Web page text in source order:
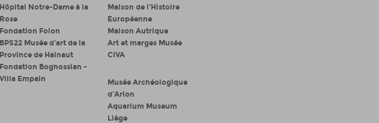
Hôpital Notre-Dame à la
Rose
Fondation Folon
BPS22 Musée d'art de la
Province de Hainaut
Fondation Boghossian -
Villa Empain
Maison de l'Histoire
Européenne
Maison Autrique
Art et marges Musée
CIVA
Musée Archéologique
d'Arlon
Aquarium Museum
Liège